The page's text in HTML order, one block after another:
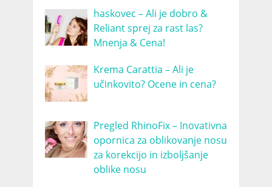
haskovec – Ali je dobro &
Reliant sprej za rast las?
Mnenja & Cena!
Krema Carattia – Ali je
učinkovito? Ocene in cena?
Pregled RhinoFix – Inovativna
opornica za oblikovanje nosu
za korekcijo in izboljšanje
oblike nosu